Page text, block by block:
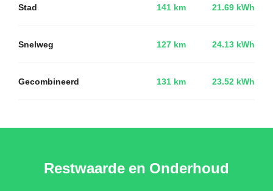
Stad 141 km 21.69 kWh
Snelweg 127 km 24.13 kWh
Gecombineerd 131 km 23.52 kWh
Restwaarde en Onderhoud